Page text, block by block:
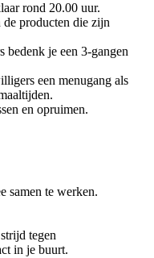
rond 20.00 uur.
de producten die zijn
bedenk je een 3-gangen
een menugang als
en opruimen.
samen te werken.
tegen
in je buurt.